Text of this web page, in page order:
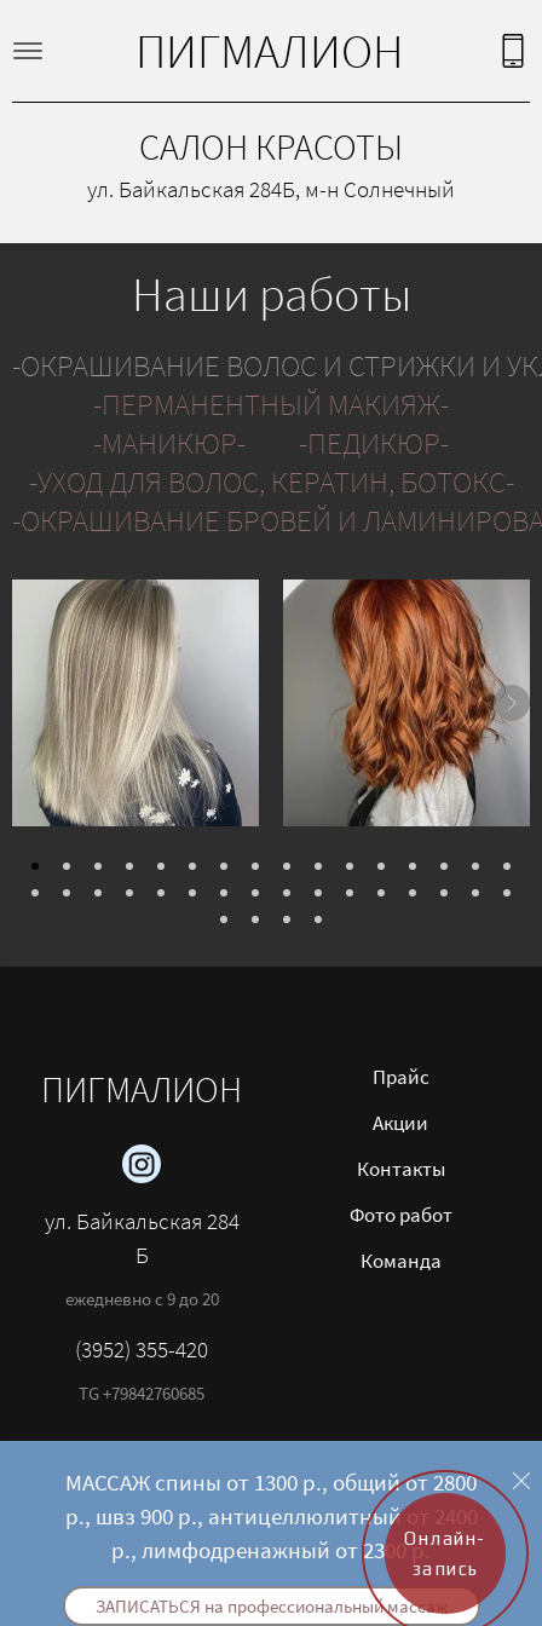
ПИГМАЛИОН
САЛОН КРАСОТЫ
ул. Байкальская 284Б, м-н Солнечный
МАССАЖ спины от 1300 р., общий от 2800
р., швз 900 р., антицеллюлитный от 2400
р., лимфодренажный от 2300 р.
ЗАПИСАТЬСЯ на профессиональный массаж
Наши работы
-ОКРАШИВАНИЕ ВОЛОС И СТРИЖКИ И
-ПЕРМАНЕНТНЫЙ МАКИЯЖ-
-МАНИКЮР-
-ПЕДИКЮР-
-УХОД ДЛЯ ВОЛОС, КЕРАТИН, БОТОКС-
-ОКРАШИВАНИЕ БРОВЕЙ И
ПИГМАЛИОН
ул. Байкальская 284
Б
ежедневно с 9 до 20
(3952) 355-420
TG +79842760685
Прайс
Акции
Контакты
Фото работ
Команда
Made on Bazium
Онлайн-
запись